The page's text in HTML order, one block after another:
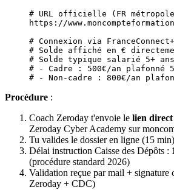
# URL officielle (FR métropole +
https://
# Connexion via
# Solde affiché en €
# Solde typique salarié 5+
# - Cadre : 500€/an plafonné 5
# - Non-cadre : 800€/an
Procédure :
Coach Zeroday t'envoie le lien direct
Zeroday Cyber Academy sur
Tu valides le dossier en ligne (15 min)
Délai instruction Caisse des Dépôts :
(procédure standard 2026)
Validation reçue par mail + signature
Zeroday + CDC)